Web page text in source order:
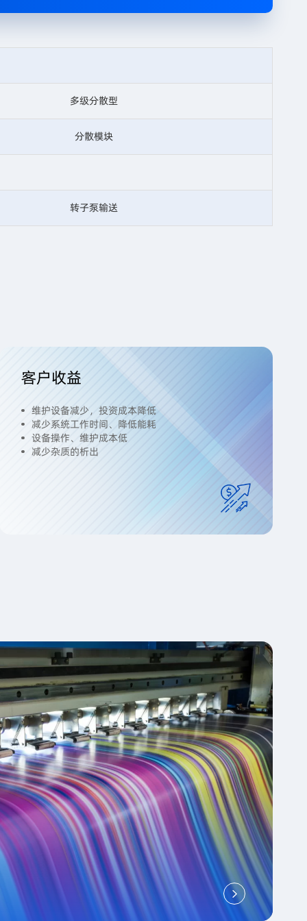
多级分散型
分散模块
转子泵输送
客户收益
维护设备减少，投资成本降低
减少系统工作时间、降低能耗
设备操作、维护成本低
减少杂质的析出